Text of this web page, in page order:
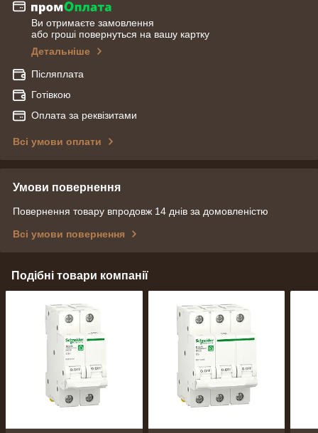
Ви отримаєте замовлення
або гроші повернуться на вашу картку
Детальніше
Післяплата
Готівкою
Оплата за реквізитами
Всі умови оплати
Умови повернення
Повернення товару впродовж 14 днів за домовленістю
Всі умови повернення
Подібні товари компанії